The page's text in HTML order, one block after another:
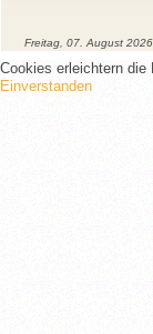
Freitag, 07. August 2026
Cookies erleichtern die
Einverstanden